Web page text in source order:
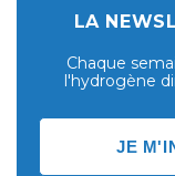
LA
Chaque
l'hydrogène
JE